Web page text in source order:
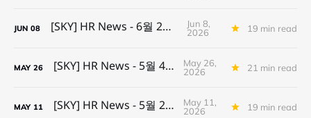
JUN 08 [SKY] HR News - 6월 2주차
Jun 8,
2026
19 min read
MAY 26 [SKY] HR News - 5월 4주차
May 26,
2026
21 min read
MAY 11 [SKY] HR News - 5월 2주차
May 11,
2026
19 min read